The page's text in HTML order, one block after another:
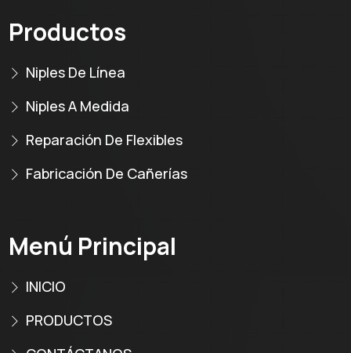
Productos
Niples De Línea
Niples A Medida
Reparación De Flexibles
Fabricación De Cañerías
Menú Principal
INICIO
PRODUCTOS